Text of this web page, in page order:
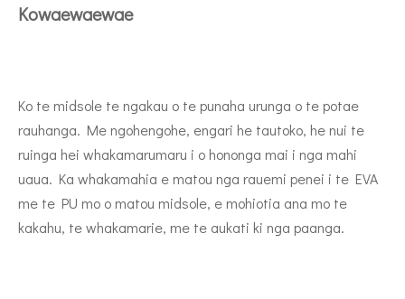
Kowaewaewae
Ko te midsole te ngakau o te punaha urunga o te potae
rauhanga. Me ngohengohe, engari he tautoko, he nui te
ruinga hei whakamarumaru i o hononga mai i nga mahi
uaua. Ka whakamahia e matou nga rauemi penei i te EVA
me te PU mo o matou midsole, e mohiotia ana mo te
kakahu, te whakamarie, me te aukati ki nga paanga.